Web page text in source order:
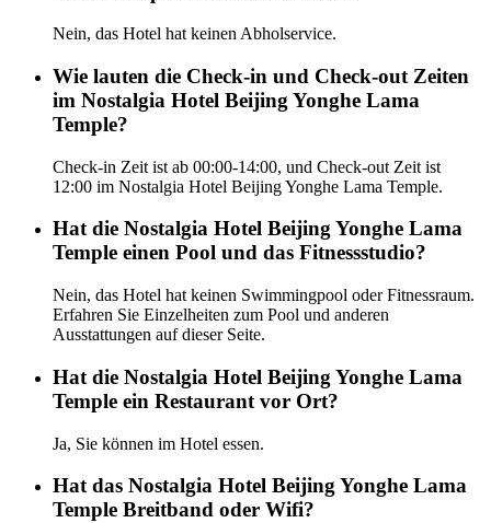
Nein, das Hotel hat keinen Abholservice.
Wie lauten die Check-in und Check-out Zeiten
im Nostalgia Hotel Beijing Yonghe Lama
Temple?
Check-in Zeit ist ab 00:00-14:00, und Check-out Zeit ist
12:00 im Nostalgia Hotel Beijing Yonghe Lama Temple.
Hat die Nostalgia Hotel Beijing Yonghe Lama
Temple einen Pool und das Fitnessstudio?
Nein, das Hotel hat keinen Swimmingpool oder Fitnessraum.
Erfahren Sie Einzelheiten zum Pool und anderen
Ausstattungen auf dieser Seite.
Hat die Nostalgia Hotel Beijing Yonghe Lama
Temple ein Restaurant vor Ort?
Ja, Sie können im Hotel essen.
Hat das Nostalgia Hotel Beijing Yonghe Lama
Temple Breitband oder Wifi?